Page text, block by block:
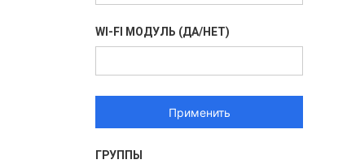
WI-FI МОДУЛЬ (ДА/НЕТ)
Применить
ГРУППЫ